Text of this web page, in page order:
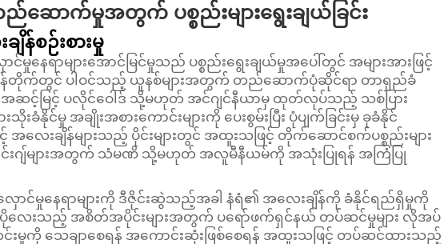
ဆောက်မှုအတွက် ပစ္စည်းများရွေးချယ်ခြင်း
ျိန်စဉ်းစားမှု
ရာများအောင်မြင်မှုသည် ပစ္စည်းရွေးချယ်မှုအပေါ်တွင် အများအားဖြင့်
တိုက်တွင် ပါဝင်သည့် ယူနစ်များအတွက် တည်ဆောက်ပုံဆိုင်ရာ တာရှည်ခံ
ဆင့်မြင့် ပလိုင်ဝေါဒ် သို့မဟုတ် အင်ဂျင်နီယာမှ ထုတ်လုပ်သည့် သစ်ပြား
းခံနိုင်မှု အချိုးအစားကောင်းများကို ပေးစွမ်းပြီး ပုံပျက်ခြင်းမှ ခုခံနိုင်
အလေးချိန်များသည့် ပိုင်းများတွင် အထူးသဖြင့် တိုက်ဆောင်စက်ပစ္စည်းများ
င်းဂျ်များအတွက် သံမဏိ သို့မဟုတ် အလူမီနီယမ်ကို အသုံးပြုရန် အကြံပြု
မှုနေရာများကို ဒီဇိုင်းဆွဲသည့်အခါ နံရံ၏ အလေးချိန်ကို ခံနိုင်ရည်ရှိမှုကို
ပိုလေးသည့် အစိတ်အပိုင်းများအတွက် ပရော်ဖက်ရှင်နယ် တပ်ဆင်မှုများ လိုအပ်
းမှုကို သေချာစေရန် အကောင်းဆုံးဖြစ်စေရန် အထူးသဖြင့် တပ်ဆင်ထားသည့်